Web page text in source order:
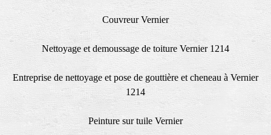
Couvreur Vernier
Nettoyage et demoussage de toiture Vernier 1214
Entreprise de nettoyage et pose de gouttière et cheneau à Vernier
1214
Peinture sur tuile Vernier